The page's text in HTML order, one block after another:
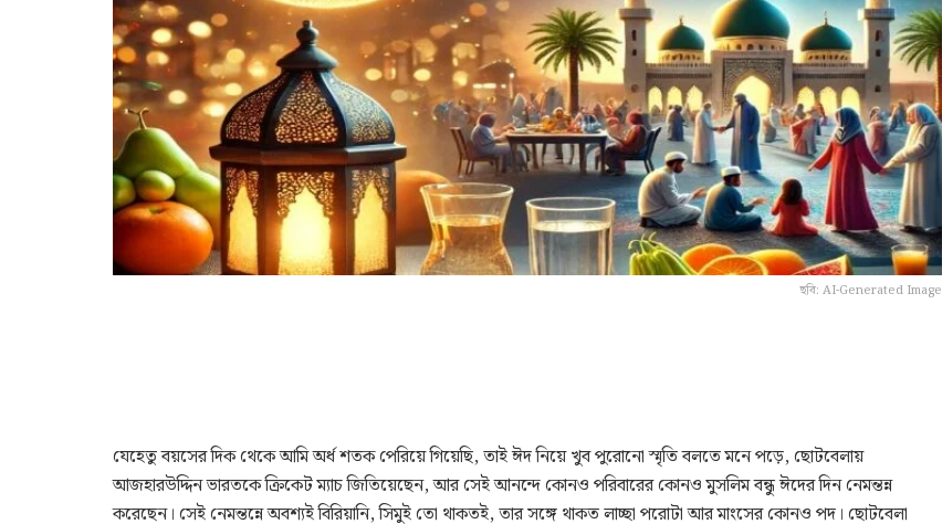
ছবি: AI-Generated Image
যেহেতু বয়সের দিক থেকে আমি অর্ধ শতক পেরিয়ে গিয়েছি, তাই ঈদ নিয়ে খুব পুরোনো স্মৃতি বলতে মনে পড়ে, ছোটবেলায়
আজহারউদ্দিন ভারতকে ক্রিকেট ম্যাচ জিতিয়েছেন, আর সেই আনন্দে কোনও পরিবারের কোনও মুসলিম বন্ধু ঈদের দিন নেমন্তন্ন
করেছেন। সেই নেমন্তন্নে অবশ্যই বিরিয়ানি, সিমুই তো থাকতই, তার সঙ্গে থাকত লাচ্ছা পরোটা আর মাংসের কোনও পদ। ছোটবেলা